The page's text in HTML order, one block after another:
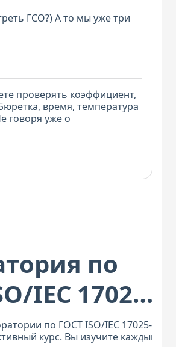
ГСО?) А то мы уже три
проверять коэффициент,
время, температура
говоря уже о
по
IEC 17025–
по ГОСТ ISO/IEC 17025-
курс. Вы изучите каждый